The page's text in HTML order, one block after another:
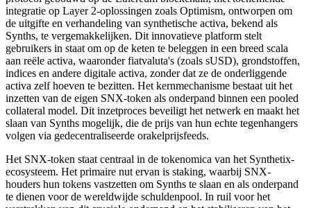
integratie op Layer 2-oplossingen zoals Optimism, ontworpen om
de uitgifte en verhandeling van synthetische activa, bekend als
Synths, te vergemakkelijken. Dit innovatieve platform stelt
gebruikers in staat om op de keten te beleggen in een breed scala
aan reële activa, waaronder fiatvaluta's (zoals sUSD), grondstoffen,
indices en andere digitale activa, zonder dat ze de onderliggende
activa zelf hoeven te bezitten. Het kernmechanisme bestaat uit het
inzetten van de eigen SNX-token als onderpand binnen een pooled
collateral model. Dit inzetproces beveiligt het netwerk en maakt het
slaan van Synths mogelijk, die de prijs van hun echte tegenhangers
volgen via gedecentraliseerde orakelprijsfeeds.
Het SNX-token staat centraal in de tokenomica van het Synthetix-
ecosysteem. Het primaire nut ervan is staking, waarbij SNX-
houders hun tokens vastzetten om Synths te slaan en als onderpand
te dienen voor de wereldwijde schuldenpool. In ruil voor het